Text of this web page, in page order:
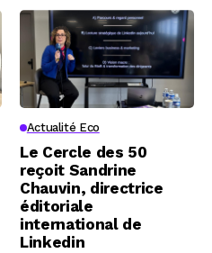
Actualité Eco
Le Cercle des 50
reçoit Sandrine
Chauvin, directrice
éditoriale
international de
Linkedin